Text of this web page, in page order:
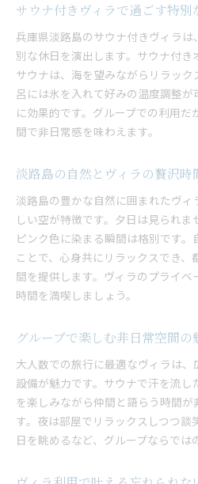
サウナ付きヴィラで過ごす特別
兵庫県淡路島のサウナ付きヴィラ
別な休日を演出します。サウナ付
サウナは、海を望みながらリラッ
呂には氷を入れて好みの温度調整
に効果的です。グループでの利用
間で非日常感を味わえます。
淡路島の自然とヴィラの贅沢時
淡路島の豊かな自然に囲まれたヴ
しい空が特徴です。夕日は見られ
ピンク色に染まる瞬間は格別です
ことで、心身共にリラックスでき
間を提供します。ヴィラのプライベ
時間を満喫しましょう。
グループで楽しむ非日常空間の
大人数での旅行に最適なヴィラは、
設備が魅力です。サウナで汗を流
を楽しみながら仲間と語らう時間
す。夜は部屋でリラックスしつつ
日を眺めるなど、グループならでは